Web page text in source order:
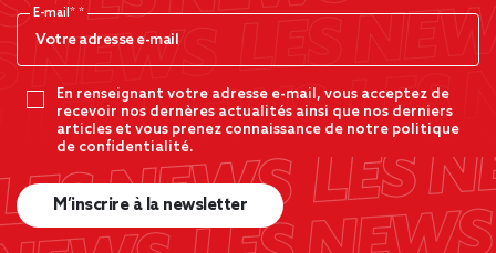
E-mail*
En renseignant votre adresse e-mail, vous acceptez de
recevoir nos dernères actualités ainsi que nos derniers
articles et vous prenez connaissance de notre politique
de confidentialité.
M’inscrire à la newsletter